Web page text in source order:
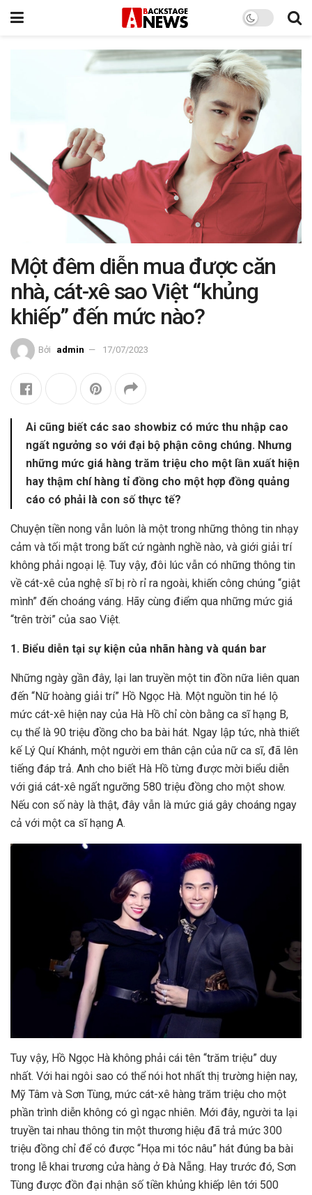
Một đêm diễn mua được căn
nhà, cát-xê sao Việt “khủng
khiếp” đến mức nào?
Bởi admin 17/07/2023
Ai cũng biết các sao showbiz có mức thu nhập cao
ngất ngưởng so với đại bộ phận công chúng. Nhưng
những mức giá hàng trăm triệu cho một lần xuất hiện
hay thậm chí hàng tỉ đồng cho một hợp đồng quảng
cáo có phải là con số thực tế?
Chuyện tiền nong vẫn luôn là một trong những thông tin nhạy
cảm và tối mật trong bất cứ ngành nghề nào, và giới giải trí
không phải ngoại lệ. Tuy vậy, đôi lúc vẫn có những thông tin
về cát-xê của nghệ sĩ bị rò rỉ ra ngoài, khiến công chúng “giật
mình” đến choáng váng. Hãy cùng điểm qua những mức giá
“trên trời” của sao Việt.
1. Biểu diễn tại sự kiện của nhãn hàng và quán bar
Những ngày gần đây, lại lan truyền một tin đồn nữa liên quan
đến “Nữ hoàng giải trí” Hồ Ngọc Hà. Một nguồn tin hé lộ
mức cát-xê hiện nay của Hà Hồ chỉ còn bằng ca sĩ hạng B,
cụ thể là 90 triệu đồng cho ba bài hát. Ngay lập tức, nhà thiết
kế Lý Quí Khánh, một người em thân cận của nữ ca sĩ, đã lên
tiếng đáp trả. Anh cho biết Hà Hồ từng được mời biểu diễn
với giá cát-xê ngất ngưỡng 580 triệu đồng cho một show.
Nếu con số này là thật, đây vẫn là mức giá gây choáng ngay
cả với một ca sĩ hạng A.
Tuy vậy, Hồ Ngọc Hà không phải cái tên “trăm triệu” duy
nhất. Với hai ngôi sao có thể nói hot nhất thị trường hiện nay,
Mỹ Tâm và Sơn Tùng, mức cát-xê hàng trăm triệu cho một
phần trình diễn không có gì ngạc nhiên. Mới đây, người ta lại
truyền tai nhau thông tin một thương hiệu đã trả mức 300
triệu đồng chỉ để có được “Họa mi tóc nâu” hát đúng ba bài
trong lễ khai trương cửa hàng ở Đà Nẵng. Hay trước đó, Sơn
Tùng được đồn đại nhận số tiền khủng khiếp lên tới 500